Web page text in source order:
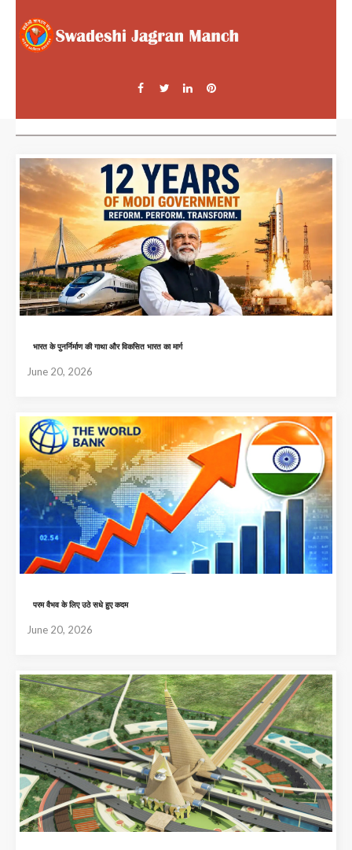
भारत के पुनर्निर्माण की गाथा और विकसित भारत का मार्ग
June 20, 2026
परम वैभव के लिए उठे सधे हुए कदम
June 20, 2026